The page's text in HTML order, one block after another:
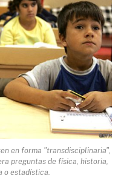
en forma "transdisciplinaria",
preguntas de física, historia,
o estadística.